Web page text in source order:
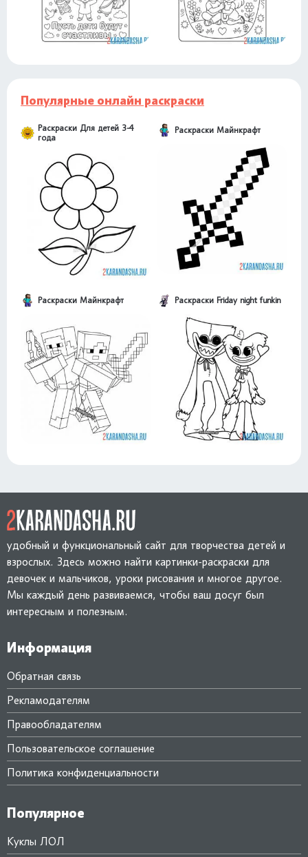
Популярные онлайн раскраски
Раскраски Для детей 3-4
года
Раскраски Майнкрафт
Раскраски Майнкрафт Раскраски Friday night funkin
удобный и функциональный сайт для творчества детей и
взрослых. Здесь можно найти картинки-раскраски для
девочек и мальчиков, уроки рисования и многое другое.
Мы каждый день развиваемся, чтобы ваш досуг был
интересным и полезным.
Информация
Обратная связь
Рекламодателям
Правообладателям
Пользовательское соглашение
Политика конфиденциальности
Популярное
Куклы ЛОЛ